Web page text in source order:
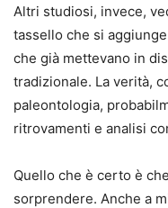
Altri studiosi, invece,
tassello che si
che già mettevano in
tradizionale. La verità,
paleontologia,
ritrovamenti e analisi
Quello che è certo è
sorprendere. Anche a